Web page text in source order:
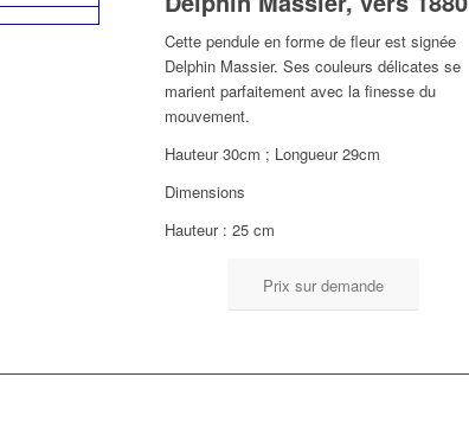
Cette pendule en forme de fleur est signée
Delphin Massier. Ses couleurs délicates se
marient parfaitement avec la finesse du
mouvement.
Hauteur 30cm ; Longueur 29cm
Dimensions
Hauteur : 25 cm
Prix sur demande